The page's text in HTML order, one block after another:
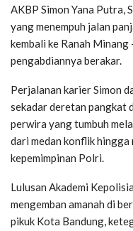
AKBP Simon Yana Putra,
yang menempuh jalan
kembali ke Ranah
pengabdiannya berakar.
Perjalanan karier Simon
sekadar deretan pangkat
perwira yang tumbuh
dari medan konflik
kepemimpinan Polri.
Lulusan Akademi
mengemban amanah di
pikuk Kota Bandung,